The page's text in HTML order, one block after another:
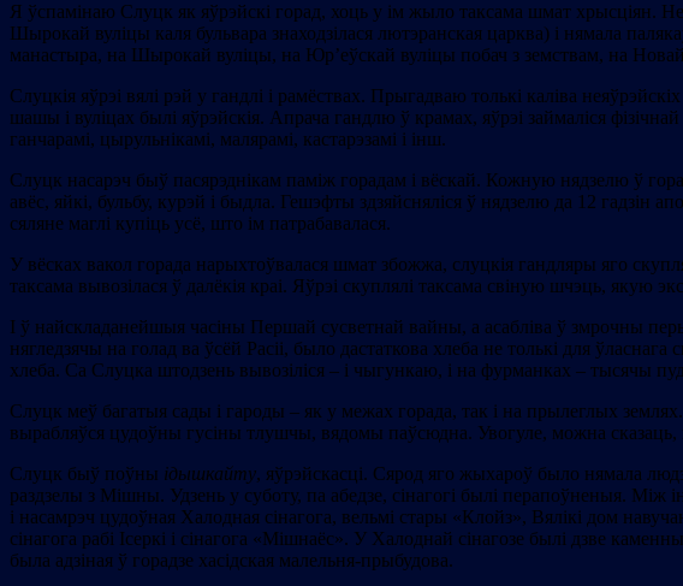
Я ўспамінаю Слуцк як яўрэйскі горад, хоць у ім жыло таксама шмат хрысціян.
Шырокай вуліцы каля бульвара знаходзілася лютэранская царква) і нямала
манастыра, на Шырокай вуліцы, на Юр’еўскай вуліцы побач з земствам, на Новай
Слуцкія яўрэі вялі рэй у гандлі і рамёствах. Прыгадваю толькі каліва
шашы і вуліцах былі яўрэйскія. Апрача гандлю ў крамах, яўрэі займаліся
ганчарамі, цырульнікамі, малярамі, кастарэзамі і інш.
Слуцк насарэч быў пасярэднікам паміж горадам і вёскай. Кожную нядзелю ў
авёс, яйкі, бульбу, курэй і быдла. Гешэфты здзяйсняліся ў нядзелю да 12 гадзін
сяляне маглі купіць усё, што ім патрабавалася.
У вёсках вакол горада нарыхтоўвалася шмат збожжа, слуцкія гандляры яго
таксама вывозілася ў далёкія краі. Яўрэі скуплялі таксама свіную шчэць, якую
І ў найскладанейшыя часіны Першай сусветнай вайны, а асабліва ў змрочны
нягледзячы на голад ва ўсёй Расіі, было дастаткова хлеба не толькі для
хлеба. Са Слуцка штодзень вывозіліся – і чыгункаю, і на фурманках – тысячы
Слуцк меў багатыя сады і гароды – як у межах горада, так і на прылеглых
вырабляўся цудоўны гусіны тлушчы, вядомы паўсюдна. Увогуле, можна
Слуцк быў поўны ідышкайту, яўрэйскасці. Сярод яго жыхароў было нямала
раздзелы з Мішны. Удзень у суботу, па абедзе, сінагогі былі перапоўненыя. Між
і насамрэч цудоўная Халодная сінагога, вельмі стары «Клойз», Вялікі дом
сінагога рабі Ісеркі і сінагога «Мішнаёс». У Халоднай сінагозе былі дзве
была адзіная ў горадзе хасідская малельня-прыбудова.